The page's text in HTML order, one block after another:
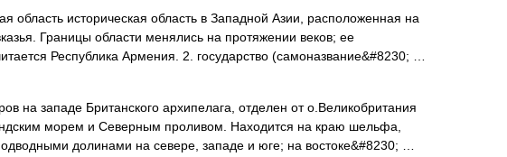
область историческая область в Западной Азии, расположенная на
Границы области менялись на протяжении веков; ее
Республика Армения. 2. государство (самоназвание&#8230; …
на западе Британского архипелага, отделен от о.Великобритания
морем и Северным проливом. Находится на краю шельфа,
долинами на севере, западе и юге; на востоке&#8230; …